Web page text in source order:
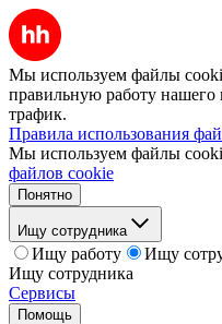
Мы используем файлы
правильную работу нашего
трафик.
Правила использования
Мы используем файлы
файлов cookie
Понятно
Ищу сотрудника
Ищу работу
Ищу
Ищу сотрудника
Сервисы
Помощь